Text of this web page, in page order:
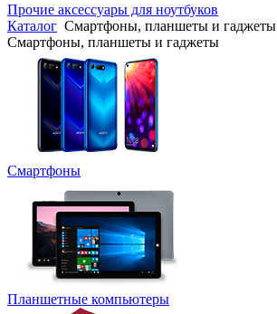
Прочие аксессуары для ноутбуков
Каталог Смартфоны, планшеты и гаджеты
Смартфоны, планшеты и гаджеты
Смартфоны
Планшетные компьютеры